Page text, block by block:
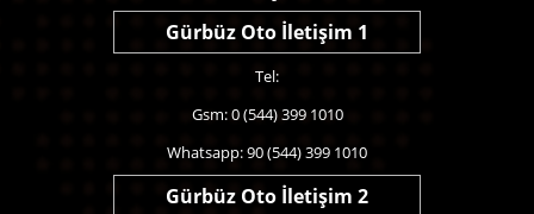
Gürbüz Oto İletişim 1
Tel:
Gsm: 0 (544) 399 1010
Whatsapp: 90 (544) 399 1010
Gürbüz Oto İletişim 2